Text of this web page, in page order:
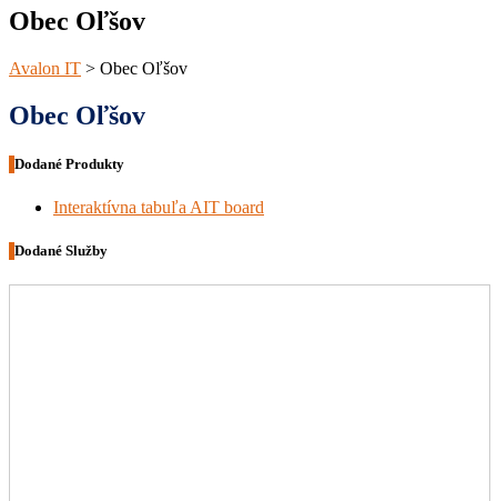
Obec Oľšov
Avalon IT > Obec Oľšov
Obec Oľšov
Dodané Produkty
Interaktívna tabuľa AIT board
Dodané Služby